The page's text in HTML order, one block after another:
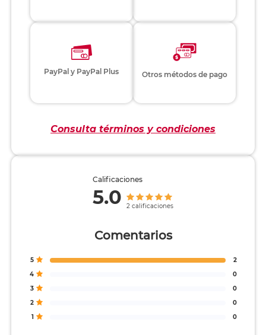
PayPal y PayPal Plus Otros métodos de pago
Consulta términos y condiciones
Comentarios
5
2
4
0
3
0
2
0
1
0
Calificaciones
5.0 2 calificaciones